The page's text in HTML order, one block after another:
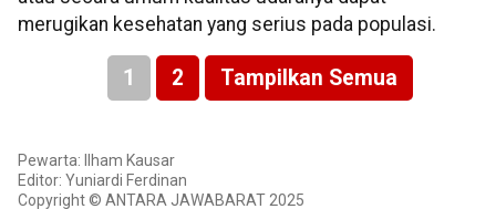
merugikan kesehatan yang serius pada populasi.
1 2 Tampilkan Semua
Pewarta: Ilham Kausar
Editor: Yuniardi Ferdinan
Copyright © ANTARA JAWABARAT 2025